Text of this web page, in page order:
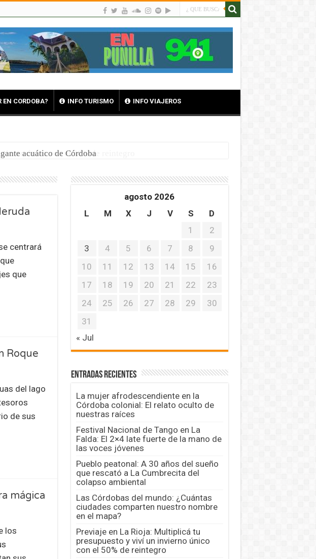
EN CORDOBA? INFO TURISMO INFO VIAJEROS
acuático de Córdoba
centrará
que
Roque
del lago
de sus
mágica
los
agosto 2026
L
M X J V S
D
1
2
3
4 5 6 7 8
9
10
11 12 13 14 15
16
17
18 19 20 21 22
23
24
25 26 27 28 29
30
31
« Jul
Entradas recientes
La mujer afrodescendiente en la
Córdoba colonial: El relato oculto de
nuestras raíces
Festival Nacional de Tango en La
Falda: El 2×4 late fuerte de la mano de
las voces jóvenes
Pueblo peatonal: A 30 años del sueño
que rescató a La Cumbrecita del
colapso ambiental
Las Córdobas del mundo: ¿Cuántas
ciudades comparten nuestro nombre
en el mapa?
Previaje en La Rioja: Multiplicá tu
presupuesto y viví un invierno único
con el 50% de reintegro